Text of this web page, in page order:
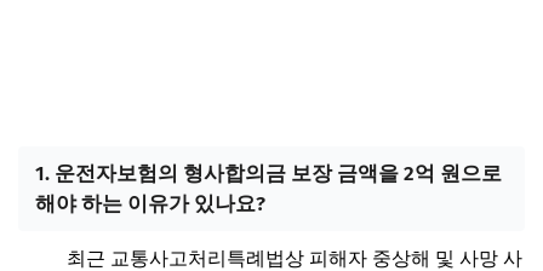
1. 운전자보험의 형사합의금 보장 금액을 2억 원으로
해야 하는 이유가 있나요?
최근 교통사고처리특례법상 피해자 중상해 및 사망 사